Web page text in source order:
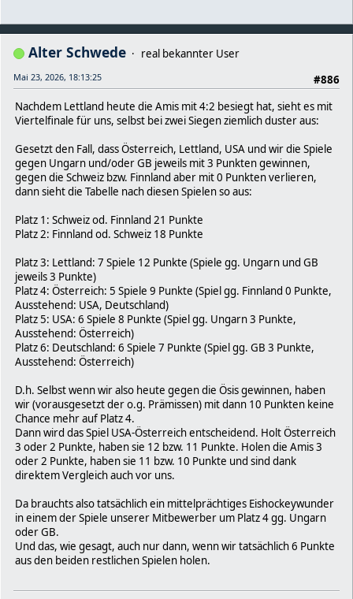
Alter Schwede
real bekannter User
#886
Mai 23, 2026, 18:13:25
Nachdem Lettland heute die Amis mit 4:2 besiegt hat, sieht es mit
Viertelfinale für uns, selbst bei zwei Siegen ziemlich duster aus:
Gesetzt den Fall, dass Österreich, Lettland, USA und wir die Spiele
gegen Ungarn und/oder GB jeweils mit 3 Punkten gewinnen,
gegen die Schweiz bzw. Finnland aber mit 0 Punkten verlieren,
dann sieht die Tabelle nach diesen Spielen so aus:
Platz 1: Schweiz od. Finnland 21 Punkte
Platz 2: Finnland od. Schweiz 18 Punkte
Platz 3: Lettland: 7 Spiele 12 Punkte (Spiele gg. Ungarn und GB
jeweils 3 Punkte)
Platz 4: Österreich: 5 Spiele 9 Punkte (Spiel gg. Finnland 0 Punkte,
Ausstehend: USA, Deutschland)
Platz 5: USA: 6 Spiele 8 Punkte (Spiel gg. Ungarn 3 Punkte,
Ausstehend: Österreich)
Platz 6: Deutschland: 6 Spiele 7 Punkte (Spiel gg. GB 3 Punkte,
Ausstehend: Österreich)
D.h. Selbst wenn wir also heute gegen die Ösis gewinnen, haben
wir (vorausgesetzt der o.g. Prämissen) mit dann 10 Punkten keine
Chance mehr auf Platz 4.
Dann wird das Spiel USA-Österreich entscheidend. Holt Österreich
3 oder 2 Punkte, haben sie 12 bzw. 11 Punkte. Holen die Amis 3
oder 2 Punkte, haben sie 11 bzw. 10 Punkte und sind dank
direktem Vergleich auch vor uns.
Da brauchts also tatsächlich ein mittelprächtiges Eishockeywunder
in einem der Spiele unserer Mitbewerber um Platz 4 gg. Ungarn
oder GB.
Und das, wie gesagt, auch nur dann, wenn wir tatsächlich 6 Punkte
aus den beiden restlichen Spielen holen.